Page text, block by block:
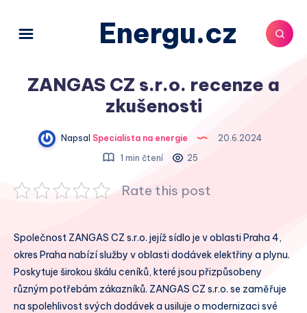
Energu.cz
ZANGAS CZ s.r.o. recenze a
zkušenosti
Napsal Specialista na energie
20.6.2024
1 min čtení
25
Rate this post
Společnost ZANGAS CZ s.r.o. jejíž sídlo je v oblasti Praha 4,
okres Praha nabízí služby v oblasti dodávek elektřiny a plynu.
Poskytuje širokou škálu ceníků, které jsou přizpůsobeny
různým potřebám zákazníků. ZANGAS CZ s.r.o. se zaměřuje
na spolehlivost svých dodávek a usiluje o modernizaci své